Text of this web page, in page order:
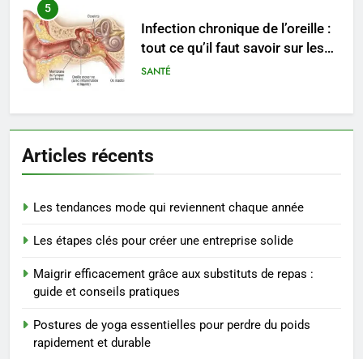
5
Infection chronique de l’oreille :
tout ce qu’il faut savoir sur les
saignements
SANTÉ
6
peau éclatante grâce à The
Ordinary
SANTÉ
Prévenir les chutes chez les
exercices
BIEN ÊTRE
8
Voyance à La Rochelle : où
Articles récents
Les tendances mode qui reviennent chaque année
Les étapes clés pour créer une entreprise solide
Maigrir efficacement grâce aux substituts de repas :
guide et conseils pratiques
Postures de yoga essentielles pour perdre du poids
rapidement et durable